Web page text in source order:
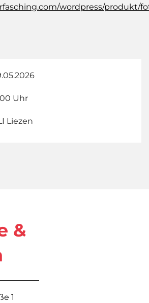
wordpress/produkt/
Uhr
Liezen
&
1